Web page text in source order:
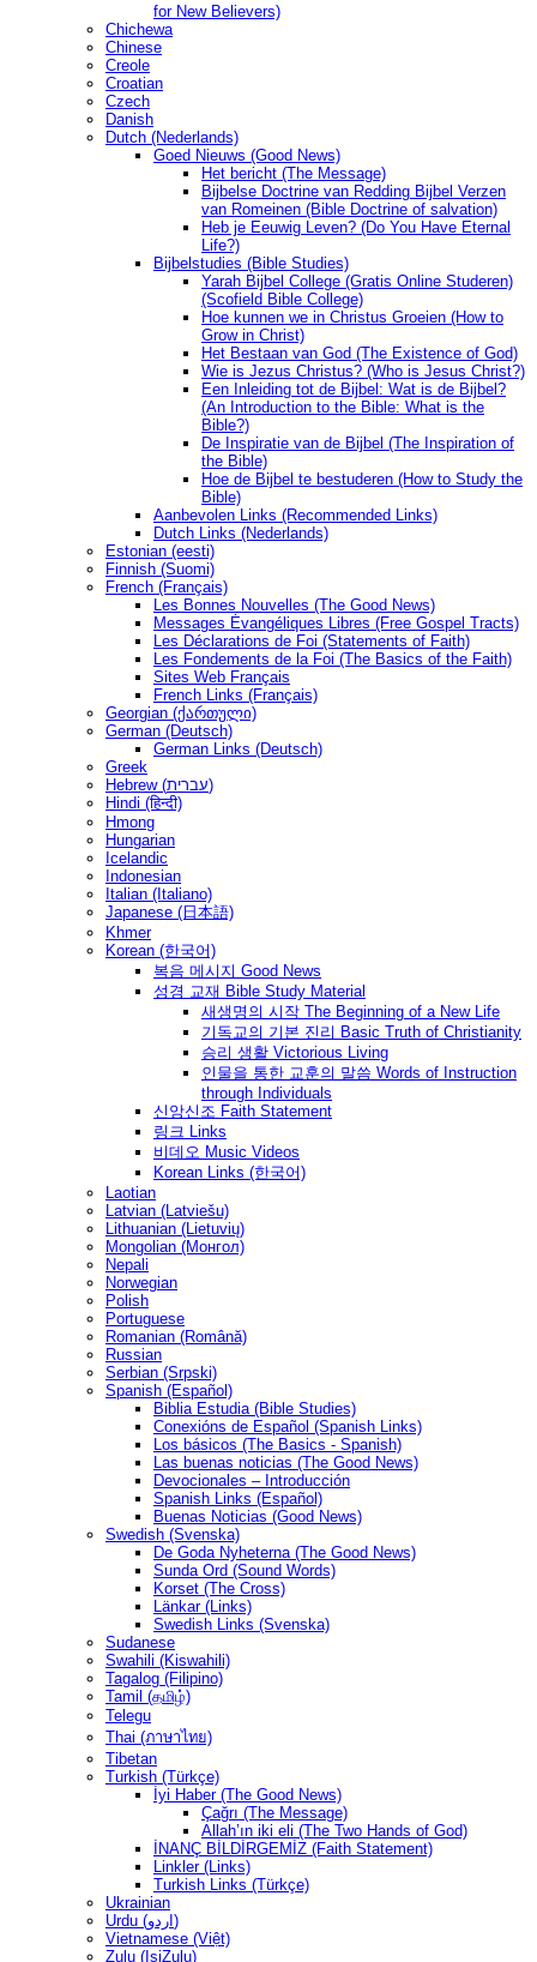
for New Believers)
Chichewa
Chinese
Creole
Croatian
Czech
Danish
Dutch (Nederlands)
Goed Nieuws (Good News)
Het bericht (The Message)
Bijbelse Doctrine van Redding Bijbel Verzen
van Romeinen (Bible Doctrine of salvation)
Heb je Eeuwig Leven? (Do You Have Eternal
Life?)
Bijbelstudies (Bible Studies)
Yarah Bijbel College (Gratis Online Studeren)
(Scofield Bible College)
Hoe kunnen we in Christus Groeien (How to
Grow in Christ)
Het Bestaan ​​van God (The Existence of God)
Wie is Jezus Christus? (Who is Jesus Christ?)
Een Inleiding tot de Bijbel: Wat is de Bijbel?
(An Introduction to the Bible: What is the
Bible?)
De Inspiratie van de Bijbel (The Inspiration of
the Bible)
Hoe de Bijbel te bestuderen (How to Study the
Bible)
Aanbevolen Links (Recommended Links)
Dutch Links (Nederlands)
Estonian (eesti)
Finnish (Suomi)
French (Français)
Les Bonnes Nouvelles (The Good News)
Messages Ėvangéliques Libres (Free Gospel Tracts)
Les Déclarations de Foi (Statements of Faith)
Les Fondements de la Foi (The Basics of the Faith)
Sites Web Français
French Links (Français)
Georgian (ქართული)
German (Deutsch)
German Links (Deutsch)
Greek
Hebrew (עברית)
Hindi (हिन्दी)
Hmong
Hungarian
Icelandic
Indonesian
Italian (Italiano)
Japanese (日本語)
Khmer
Korean (한국어)
복음 메시지 Good News
성경 교재 Bible Study Material
새생명의 시작 The Beginning of a New Life
기독교의 기본 진리 Basic Truth of Christianity
승리 생활 Victorious Living
인물을 통한 교훈의 말씀 Words of Instruction
through Individuals
신앙신조 Faith Statement
링크 Links
비데오 Music Videos
Korean Links (한국어)
Laotian
Latvian (Latviešu)
Lithuanian (Lietuvių)
Mongolian (Монгол)
Nepali
Norwegian
Polish
Portuguese
Romanian (Română)
Russian
Serbian (Srpski)
Spanish (Español)
Biblia Estudia (Bible Studies)
Conexións de Español (Spanish Links)
Los básicos (The Basics - Spanish)
Las buenas noticias (The Good News)
Devocionales – Introducción
Spanish Links (Español)
Buenas Noticias (Good News)
Swedish (Svenska)
De Goda Nyheterna (The Good News)
Sunda Ord (Sound Words)
Korset (The Cross)
Länkar (Links)
Swedish Links (Svenska)
Sudanese
Swahili (Kiswahili)
Tagalog (Filipino)
Tamil (தமிழ்)
Telegu
Thai (ภาษาไทย)
Tibetan
Turkish (Türkçe)
İyi Haber (The Good News)
Çağrı (The Message)
Allah’ın iki eli (The Two Hands of God)
İNANÇ BİLDİRGEMİZ (Faith Statement)
Linkler (Links)
Turkish Links (Türkçe)
Ukrainian
Urdu (اردو)
Vietnamese (Việt)
Zulu (IsiZulu)